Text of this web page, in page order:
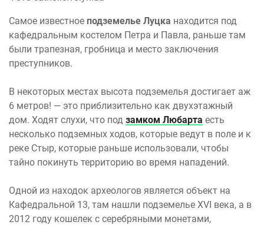
Самое известное подземелье Луцка находится под
кафедральным костелом Петра и Павла, раньше там
были трапезная, гробница и место заключения
преступников.
В некоторых местах высота подземелья достигает аж
6 метров! — это приблизительно как двухэтажный
дом. Ходят слухи, что под замком Любарта есть
несколько подземных ходов, которые ведут в поле и к
реке Стыр, которые раньше использовали, чтобы
тайно покинуть территорию во время нападений.
Одной из находок археологов является объект на
Кафедральной 13, там нашли подземелье XVI века, а в
2012 году кошелек с серебряными монетами,